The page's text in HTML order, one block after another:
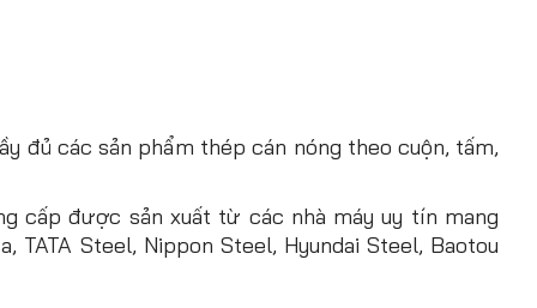
đủ các sản phẩm thép cán nóng theo cuộn, tấm,
cấp được sản xuất từ các nhà máy uy tín mang
TATA Steel, Nippon Steel, Hyundai Steel, Baotou